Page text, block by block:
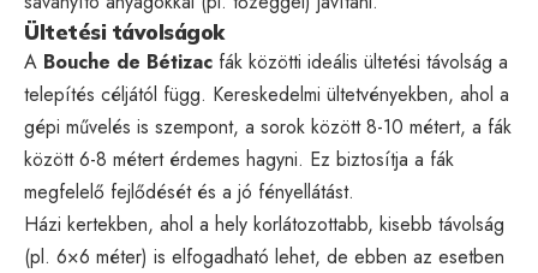
Ültetési távolságok
A Bouche de Bétizac fák közötti ideális ültetési távolság a
telepítés céljától függ. Kereskedelmi ültetvényekben, ahol a
gépi művelés is szempont, a sorok között 8-10 métert, a fák
között 6-8 métert érdemes hagyni. Ez biztosítja a fák
megfelelő fejlődését és a jó fényellátást.
Házi kertekben, ahol a hely korlátozottabb, kisebb távolság
(pl. 6×6 méter) is elfogadható lehet, de ebben az esetben